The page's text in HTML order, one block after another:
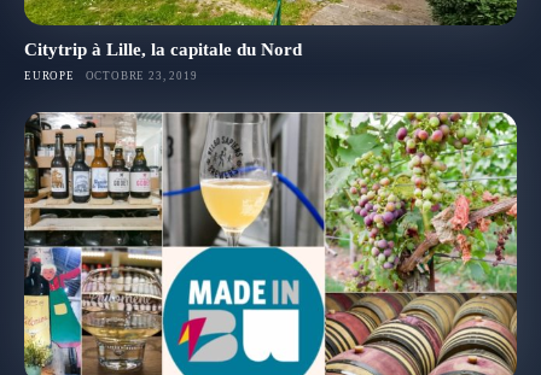
Citytrip à Lille, la capitale du Nord
EUROPE OCTOBRE 23, 2019